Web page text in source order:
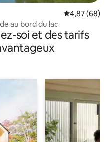
Évaluation
4,87 (68)
au bord du lac
soi et des tarifs